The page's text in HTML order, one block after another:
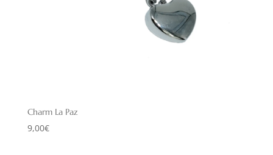
Charm La Paz
9,00€